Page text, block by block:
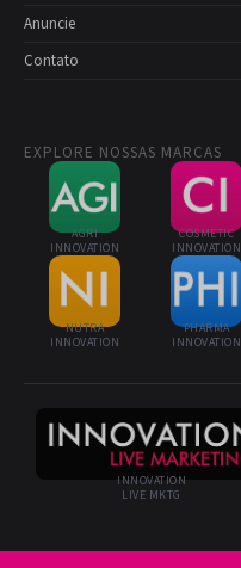
Anuncie
Contato
EXPLORE NOSSAS MARCAS
AGRI
INNOVATION
COSMETIC
INNOVATION
NUTRA
INNOVATION
PHARMA
INNOVATION
INNOVATION
LIVE MKTG